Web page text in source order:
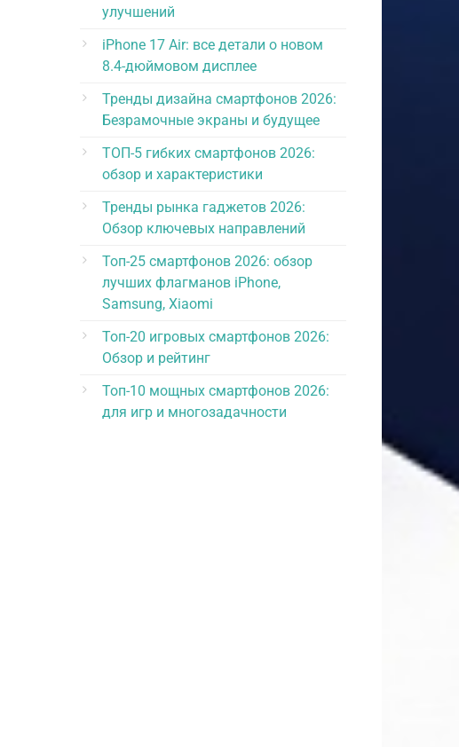
улучшений
iPhone 17 Air: все детали о новом
8.4-дюймовом дисплее
Тренды дизайна смартфонов 2026:
Безрамочные экраны и будущее
ТОП-5 гибких смартфонов 2026:
обзор и характеристики
Тренды рынка гаджетов 2026:
Обзор ключевых направлений
Топ-25 смартфонов 2026: обзор
лучших флагманов iPhone,
Samsung, Xiaomi
Топ-20 игровых смартфонов 2026:
Обзор и рейтинг
Топ-10 мощных смартфонов 2026:
для игр и многозадачности